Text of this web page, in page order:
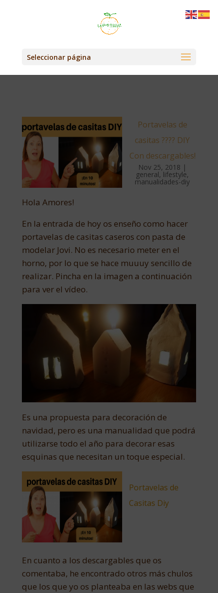
Seleccionar página
Portavelas de
casitas ???? DIY
Con descargables!
Nov 25, 2018 |
general, lifestyle,
manualidades-diy
Hola Amores!
En la entrada de hoy os enseño como hacer
portavelas de casitas caseros con pasta de
modelar Jovi. No es necesario meter en el
horno, por lo que se hace muuuy sencillo de
realizar. Pincha en la imagen a continuación
para ver el vídeo.
Es una propuesta para decoración de
navidad, pero es una manualidad que podrá
utilizarse todo el año para decorar esas
esquinas que necesitan un toque especial.
Portavelas de
Casitas Diy
En cuanto a los descargables que os
comentaba, he encontrado otros más chulos
que los que yo os planteaba en las webs que